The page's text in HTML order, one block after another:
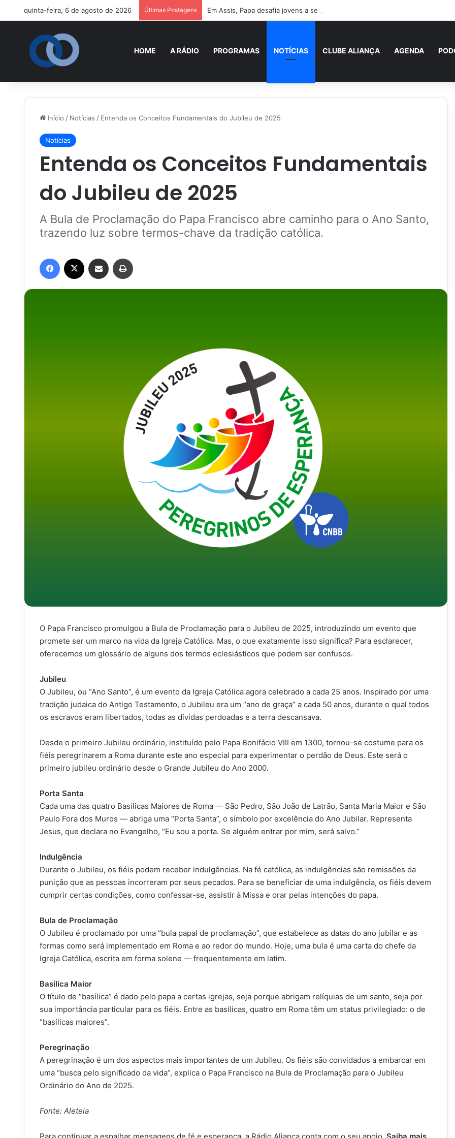
quinta-feira, 6 de agosto de 2026 Últimas Postagens Em Assis, Papa desafia jovens a se tornarem “novos santos” e construtores
HOME A RÁDIO PROGRAMAS NOTÍCIAS CLUBE ALIANÇA AGENDA
Início / Notícias / Entenda os Conceitos Fundamentais do Jubileu de 2025
Notícias
Entenda os Conceitos Fundamentais
do Jubileu de 2025
A Bula de Proclamação do Papa Francisco abre caminho para o Ano Santo,
trazendo luz sobre termos-chave da tradição católica.
O Papa Francisco promulgou a Bula de Proclamação para o Jubileu de 2025, introduzindo um evento que
promete ser um marco na vida da Igreja Católica. Mas, o que exatamente isso significa? Para esclarecer,
oferecemos um glossário de alguns dos termos eclesiásticos que podem ser confusos.
Jubileu
O Jubileu, ou “Ano Santo”, é um evento da Igreja Católica agora celebrado a cada 25 anos. Inspirado por uma
tradição judaica do Antigo Testamento, o Jubileu era um “ano de graça” a cada 50 anos, durante o qual todos
os escravos eram libertados, todas as dívidas perdoadas e a terra descansava.
Desde o primeiro Jubileu ordinário, instituído pelo Papa Bonifácio VIII em 1300, tornou-se costume para os
fiéis peregrinarem a Roma durante este ano especial para experimentar o perdão de Deus. Este será o
primeiro jubileu ordinário desde o Grande Jubileu do Ano 2000.
Porta Santa
Cada uma das quatro Basílicas Maiores de Roma — São Pedro, São João de Latrão, Santa Maria Maior e São
Paulo Fora dos Muros — abriga uma “Porta Santa”, o símbolo por excelência do Ano Jubilar. Representa
Jesus, que declara no Evangelho, “Eu sou a porta. Se alguém entrar por mim, será salvo.”
Indulgência
Durante o Jubileu, os fiéis podem receber indulgências. Na fé católica, as indulgências são remissões da
punição que as pessoas incorreram por seus pecados. Para se beneficiar de uma indulgência, os fiéis devem
cumprir certas condições, como confessar-se, assistir à Missa e orar pelas intenções do papa.
Bula de Proclamação
O Jubileu é proclamado por uma “bula papal de proclamação”, que estabelece as datas do ano jubilar e as
formas como será implementado em Roma e ao redor do mundo. Hoje, uma bula é uma carta do chefe da
Igreja Católica, escrita em forma solene — frequentemente em latim.
Basílica Maior
O título de “basílica” é dado pelo papa a certas igrejas, seja porque abrigam relíquias de um santo, seja por
sua importância particular para os fiéis. Entre as basílicas, quatro em Roma têm um status privilegiado: o de
“basílicas maiores”.
Peregrinação
A peregrinação é um dos aspectos mais importantes de um Jubileu. Os fiéis são convidados a embarcar em
uma “busca pelo significado da vida”, explica o Papa Francisco na Bula de Proclamação para o Jubileu
Ordinário do Ano de 2025.
Fonte: Aleteia